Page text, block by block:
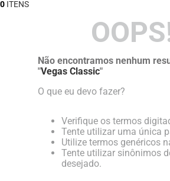
0
Não encontramos nenhum
"Vegas Classic"
O que eu devo fazer?
Verifique os termos
Tente utilizar uma única
Utilize termos genéricos
Tente utilizar sinônimos
desejado.